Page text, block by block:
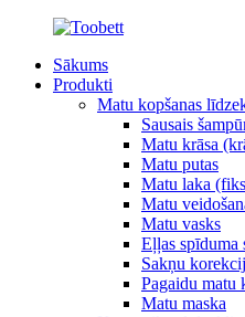
Sākums
Produkti
Matu kopšanas
Sausais
Matu krāsa
Matu putas
Matu laka
Matu
Matu vasks
Eļļas spīduma
Sakņu
Pagaidu matu
Matu maska